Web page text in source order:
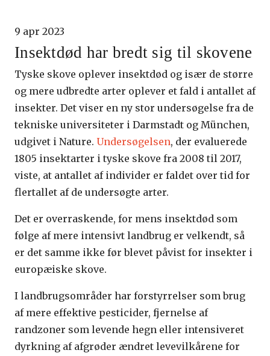
9 apr 2023
Insektdød har bredt sig til skovene
Tyske skove oplever insektdød og især de større
og mere udbredte arter oplever et fald i antallet af
insekter. Det viser en ny stor undersøgelse fra de
tekniske universiteter i Darmstadt og München,
udgivet i Nature. Undersøgelsen, der evaluerede
1805 insektarter i tyske skove fra 2008 til 2017,
viste, at antallet af individer er faldet over tid for
flertallet af de undersøgte arter.
Det er overraskende, for mens insektdød som
følge af mere intensivt landbrug er velkendt, så
er det samme ikke før blevet påvist for insekter i
europæiske skove.
I landbrugsområder har forstyrrelser som brug
af mere effektive pesticider, fjernelse af
randzoner som levende hegn eller intensiveret
dyrkning af afgrøder ændret levevilkårene for